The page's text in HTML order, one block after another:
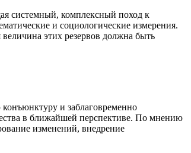
системный, комплексный поход к
и социологические измерения.
этих резервов должна быть
и заблаговременно
в ближайшей перспективе. По мнению
изменений, внедрение